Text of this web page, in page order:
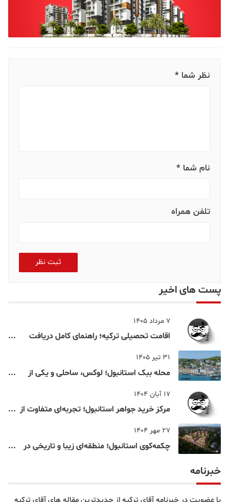
نظر شما *
نام شما *
تلفن همراه
ثبت نظر
پست های اخیر
7 مرداد 1405
اقامت تحصیلی ترکیه؛ راهنمای کامل دریافت
31 تیر 1405
محله ببک استانبول؛ لوکس، ساحلی و یکی از
17 آبان 1404
مرکز خرید جواهر استانبول؛ تجربه‌ای متفاوت از
27 مهر 1404
چکمه‌کوی استانبول؛ منطقه‌ای زیبا و تاریخی در
خبرنامه